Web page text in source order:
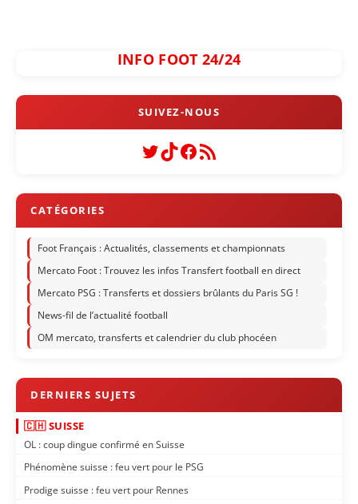
INFO FOOT 24/24
Twitter
TikTok
Facebook
Flux RSS
Foot Français : Actualités, classements et championnats
Mercato Foot : Trouvez les infos Transfert football en direct
Mercato PSG : Transferts et dossiers brûlants du Paris SG !
News-fil de l’actualité football
OM mercato, transferts et calendrier du club phocéen
🇨🇭 SUISSE
OL : coup dingue confirmé en Suisse
Phénomène suisse : feu vert pour le PSG
Prodige suisse : feu vert pour Rennes